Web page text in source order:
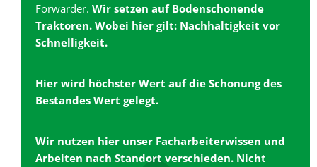
Forwarder. Wir setzen auf Bodenschonende
Traktoren. Wobei hier gilt: Nachhaltigkeit vor
Schnelligkeit.
Hier wird höchster Wert auf die Schonung des
Bestandes Wert gelegt.
Wir nutzen hier unser Facharbeiterwissen und
Arbeiten nach Standort verschieden. Nicht